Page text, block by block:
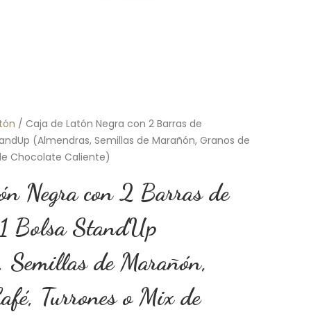
/ Caja de Latón Negra con 2 Barras de
(Almendras, Semillas de Marañón, Granos de
Chocolate Caliente)
Negra con 2 Barras de
Bolsa StandUp
Semillas de Marañón,
Turrones o Mix de